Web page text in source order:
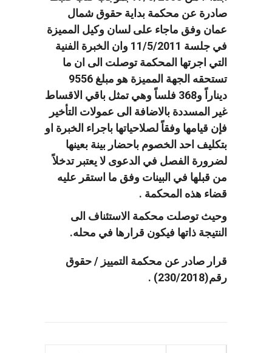
صادرة عن محكمة بداية حقوق شمال
عمان وفق ماجاء على لسان وكيل المميزة
في جلسة 11/5/2011 وان الخبرة الفنية
التي اجرتها المحكمة توصلت الى ان ما
تستحقه الجهة المميزة هو مبلغ 9556
ديناراً و368 فلساً وهي تمثل باقي الاقساط
غير المسددة بالاضافة الى عمولات التأخير
فإن قيامها وفقاً لصلاحياتها باجراء الخبرة او
بتكليف احد الخصوم باحضار بينة بعينها
لضرورة الفصل في الدعوى لا يعتبر تدخلاً
من قبلها في البينات وفق ما استقر عليه
قضاء هذه المحكمة .
وحيث توصلت محكمة الاستئناف الى
النتيجة ذاتها فيكون قرارها في محله.
قرار صادر عن محكمة التمييز / حقوق
رقم(230/2018) .